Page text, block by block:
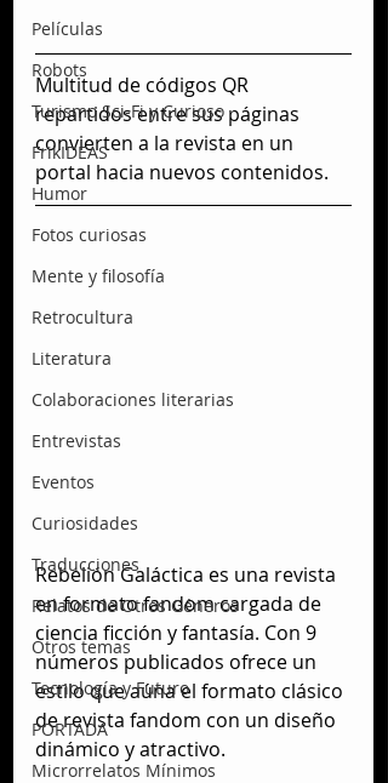
Películas
Robots
Turismo Sci-Fi y Curioso
FrikIDEAS
Humor
Fotos curiosas
Mente y filosofía
Retrocultura
Literatura
Colaboraciones literarias
Entrevistas
Eventos
Curiosidades
Traducciones
Relatos de Otros Géneros
Otros temas
Tecnología y Futuro
PORTADA
Microrrelatos Mínimos
Multitud de códigos QR
repartidos entre sus páginas
convierten a la revista en un
portal hacia nuevos contenidos.
Rebelión Galáctica es una revista
en formato fandom cargada de
ciencia ficción y fantasía. Con 9
números publicados ofrece un
estilo que aúna el formato clásico
de revista fandom con un diseño
dinámico y atractivo.